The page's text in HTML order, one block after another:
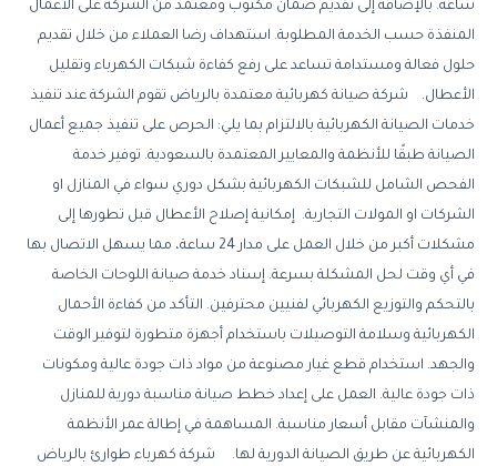
ساعة. بالإضافة إلى تقديم ضمان مكتوب ومعتمد من الشركة على الأعمال
المنفذة حسب الخدمة المطلوبة. استهداف رضا العملاء من خلال تقديم
حلول فعالة ومستدامة تساعد على رفع كفاءة شبكات الكهرباء وتقليل
الأعطال. شركة صيانة كهربائية معتمدة بالرياض تقوم الشركة عند تنفيذ
خدمات الصيانة الكهربائية بالالتزام بما يلي: الحرص على تنفيذ جميع أعمال
الصيانة طبقًا للأنظمة والمعايير المعتمدة بالسعودية. توفير خدمة
الفحص الشامل للشبكات الكهربائية بشكل دوري سواء في المنازل او
الشركات او المولات التجارية. إمكانية إصلاح الأعطال قبل تطورها إلى
مشكلات أكبر من خلال العمل على مدار 24 ساعة، مما يسهل الاتصال بها
في أي وقت لحل المشكلة بسرعة. إسناد خدمة صيانة اللوحات الخاصة
بالتحكم والتوزيع الكهربائي لفنيين محترفين. التأكد من كفاءة الأحمال
الكهربائية وسلامة التوصيلات باستخدام أجهزة متطورة لتوفير الوقت
والجهد. استخدام قطع غيار مصنوعة من مواد ذات جودة عالية ومكونات
ذات جودة عالية. العمل على إعداد خطط صيانة مناسبة دورية للمنازل
والمنشآت مقابل أسعار مناسبة. المساهمة في إطالة عمر الأنظمة
الكهربائية عن طريق الصيانة الدورية لها. شركة كهرباء طوارئ بالرياض